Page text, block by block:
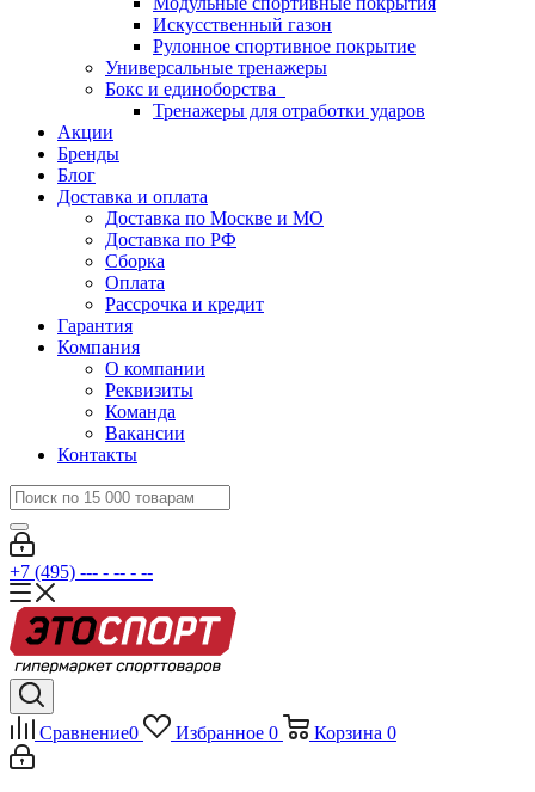
Искусственный газон
Рулонное спортивное покрытие
Универсальные тренажеры
Бокс и единоборства
Тренажеры для отработки ударов
Акции
Бренды
Блог
Доставка и оплата
Доставка по Москве и МО
Доставка по РФ
Сборка
Оплата
Рассрочка и кредит
Гарантия
Компания
О компании
Реквизиты
Команда
Вакансии
Контакты
+7 (495) --- - -- - --
Сравнение0 Избранное 0 Корзина 0